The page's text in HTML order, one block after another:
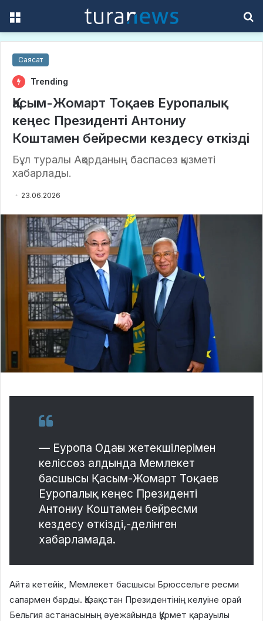
Саясат
Trending
Қасым-Жомарт Тоқаев Еуропалық
кеңес Президенті Антониу
Коштамен бейресми кездесу өткізді
Бұл туралы Ақорданың баспасөз қызметі
хабарлады.
23.06.2026
— Еуропа Одағы жетекшілерімен
келіссөз алдында Мемлекет
басшысы Қасым-Жомарт Тоқаев
Еуропалық кеңес Президенті
Антониу Коштамен бейресми
кездесу өткізді,-делінген
хабарламада.
Айта кетейік, Мемлекет басшысы Брюссельге ресми
сапармен барды. Қазақстан Президентінің келуіне орай
Бельгия астанасының әуежайында Құрмет қарауылы